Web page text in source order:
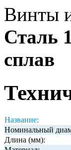
Винты
Сталь
сплав
Название:
Номинальный
Длина (мм):